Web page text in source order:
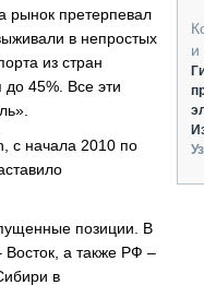
АВТОМАТИЗАЦИЯ И
КОМПЛЕКТУЮЩИЕ И
рынок претерпевал
в непростых
из стран
45%. Все эти
с начала 2010 по
позиции. В
Восток, а также РФ –
в
и